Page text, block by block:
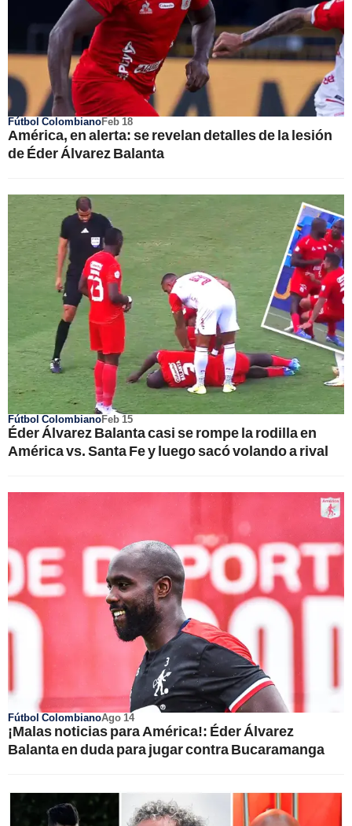
Fútbol ColombianoFeb 18
América, en alerta: se revelan detalles de la lesión
de Éder Álvarez Balanta
Fútbol ColombianoFeb 15
Éder Álvarez Balanta casi se rompe la rodilla en
América vs. Santa Fe y luego sacó volando a rival
Fútbol ColombianoAgo 14
¡Malas noticias para América!: Éder Álvarez
Balanta en duda para jugar contra Bucaramanga